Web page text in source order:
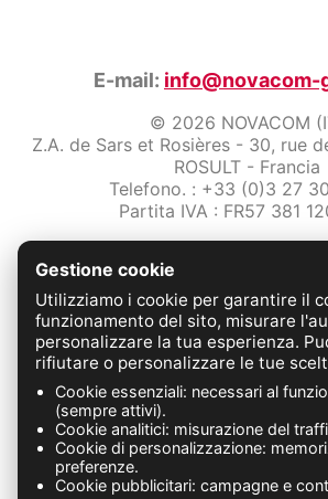
E-mail: info@novacom-
© 2026 NOVACOM
Z.A. de Sars et Rosières - 30, rue
ROSULT - Francia
Telefono. : +33 (0)3 27
Partita IVA : FR57 381
Protezione dei dati
Condizioni Generali di
Contattaci
FABRICATION FRANÇAISE
Gestione cookie
Utilizziamo i cookie per garantire il
funzionamento del sito, misurare
personalizzare la tua esperienza.
rifiutare o personalizzare le tue
Cookie essenziali: necessari al
(sempre attivi).
Cookie analitici: misurazione del
Cookie di personalizzazione:
preferenze.
Cookie pubblicitari: campagne e